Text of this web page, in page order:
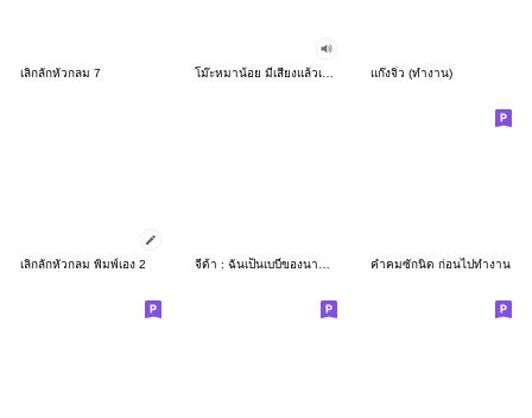
เลิ่กลั่กหัวกลม 7 แก๊งจิ๋ว (ทำงาน)
เลิ่กลั่กหัวกลม พิมพ์เอง 2 คำคมซักนิด ก่อนไปทำงาน